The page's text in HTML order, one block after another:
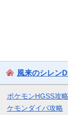
風来のシレン
ポケモンHGSS攻略
ケモンダイパ攻略